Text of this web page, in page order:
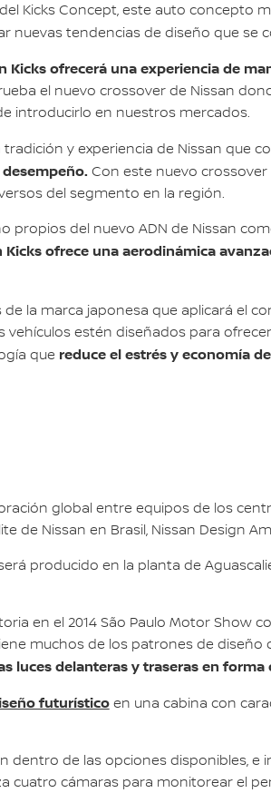
Kicks Concept, este auto concepto
nuevas tendencias de diseño que se
Kicks ofrecerá una experiencia de
el nuevo crossover de Nissan
introducirlo en nuestros mercados.
y experiencia de Nissan que
Con este nuevo
del segmento en la región.
del nuevo ADN de Nissan
Kicks ofrece una aerodinámica
la marca japonesa que aplicará el
estén diseñados para
que reduce el estrés y economía
global entre equipos de los
de Nissan en Brasil, Nissan Design
producido en la planta de
en el 2014 São Paulo Motor Show
muchos de los patrones de
luces delanteras y traseras en
futurísticoen una cabina con
de las opciones disponibles, e
cuatro cámaras para monitorear el